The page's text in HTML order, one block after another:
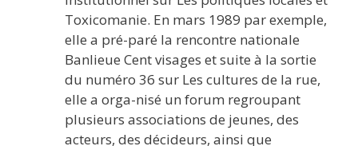
Toxicomanie. En mars 1989 par exemple,
elle a pré-paré la rencontre nationale
Banlieue Cent visages et suite à la sortie
du numéro 36 sur Les cultures de la rue,
elle a orga-nisé un forum regroupant
plusieurs associations de jeunes, des
acteurs, des décideurs, ainsi que